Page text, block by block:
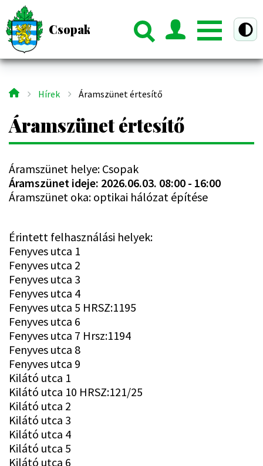
Ugrás
tartalomraCsopak Község Hivatalos Honlapja
nézet
Morzsa
Hírek Áramszünet értesítő
Áramszünet értesítő
Áramszünet helye: Csopak
Áramszünet ideje: 2026.06.03. 08:00 - 16:00
Áramszünet oka: optikai hálózat építése
Érintett felhasználási helyek:
Fenyves utca 1
Fenyves utca 2
Fenyves utca 3
Fenyves utca 4
Fenyves utca 5 HRSZ:1195
Fenyves utca 6
Fenyves utca 7 Hrsz:1194
Fenyves utca 8
Fenyves utca 9
Kilátó utca 1
Kilátó utca 10 HRSZ:121/25
Kilátó utca 2
Kilátó utca 3
Kilátó utca 4
Kilátó utca 5
Kilátó utca 6